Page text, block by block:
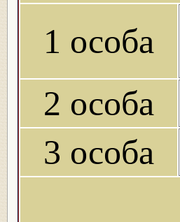
1 особа
2 особа
3 особа